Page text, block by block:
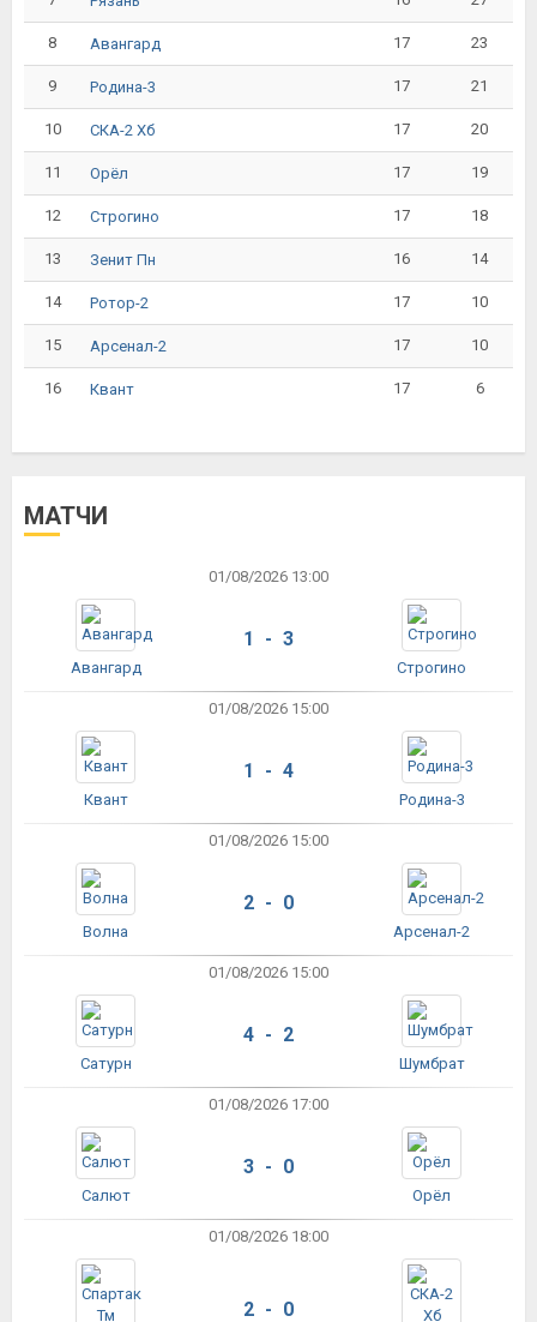
8 Авангард 17 23
9 Родина-3 17 21
10 СКА-2 Хб 17 20
11 Орёл 17 19
12 Строгино 17 18
13 Зенит Пн 16 14
14 Ротор-2 17 10
15 Арсенал-2 17 10
16 Квант 17 6
МАТЧИ
01/08/2026 13:00
Авангард
1 - 3
Строгино
01/08/2026 15:00
Квант
1 - 4
Родина-3
01/08/2026 15:00
Волна
2 - 0
Арсенал-2
01/08/2026 15:00
Сатурн
4 - 2
Шумбрат
01/08/2026 17:00
Салют
3 - 0
Орёл
01/08/2026 18:00
2 - 0